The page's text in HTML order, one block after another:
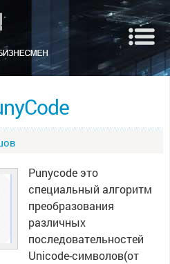
Punycode это
специальный алгоритм
преобразования
различных
последовательностей
Unicode-символов(от